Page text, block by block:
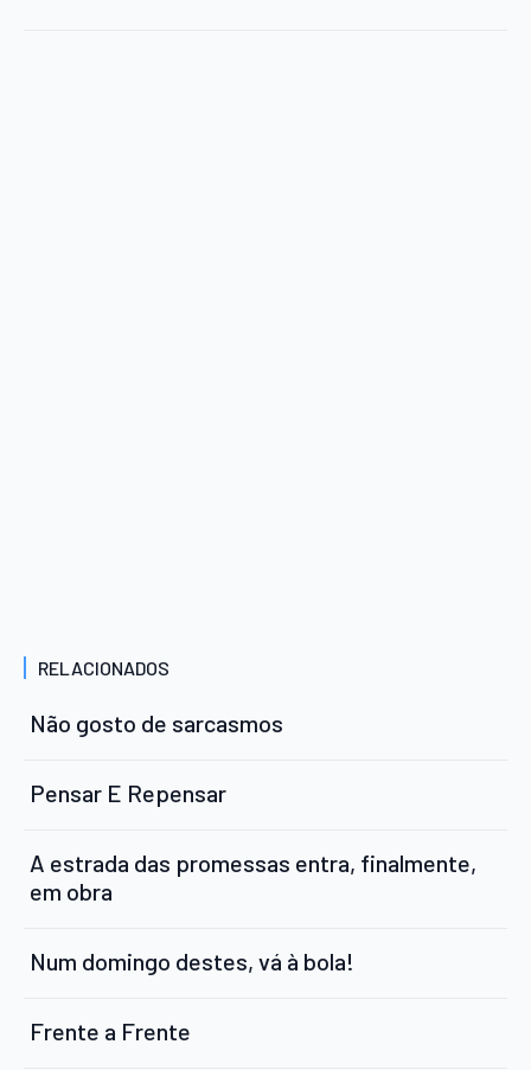
RELACIONADOS
Não gosto de sarcasmos
Pensar E Repensar
A estrada das promessas entra, finalmente,
em obra
Num domingo destes, vá à bola!
Frente a Frente